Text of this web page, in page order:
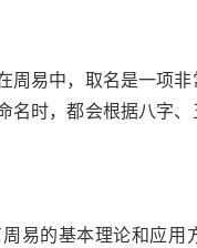
易中，取名是一项
时，都会根据八字
易的基本理论和应用